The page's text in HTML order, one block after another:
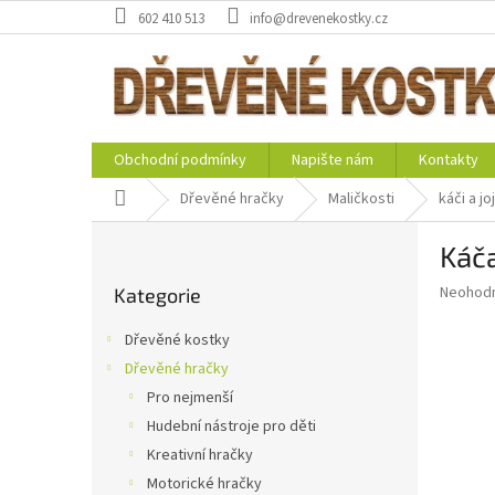
na
602 410 513 info@drevenekostky.cz
Obchodní podmínky Napište nám Kontakty
Domů Dřevěné hračky Maličkosti káči a
kategorie
Kategorie
Dřevěné kostky
Dřevěné hračky
Pro nejmenší
Hudební nástroje pro děti
Kreativní hračky
Motorické hračky